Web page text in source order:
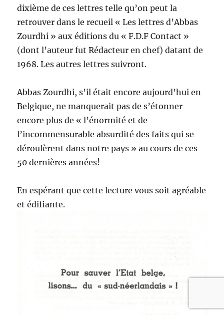
dixième de ces lettres telle qu’on peut la
retrouver dans le recueil « Les lettres d’Abbas
Zourdhi » aux éditions du « F.D.F Contact »
(dont l’auteur fut Rédacteur en chef) datant de
1968. Les autres lettres suivront.
Abbas Zourdhi, s’il était encore aujourd’hui en
Belgique, ne manquerait pas de s’étonner
encore plus de « l’énormité et de
l’incommensurable absurdité des faits qui se
déroulèrent dans notre pays » au cours de ces
50 dernières années!
En espérant que cette lecture vous soit agréable
et édifiante.